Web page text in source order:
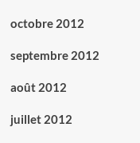
octobre 2012
septembre 2012
août 2012
juillet 2012